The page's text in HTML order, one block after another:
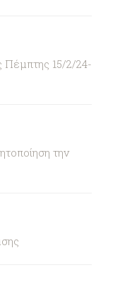
Πέμπτης 15/2/24-
την